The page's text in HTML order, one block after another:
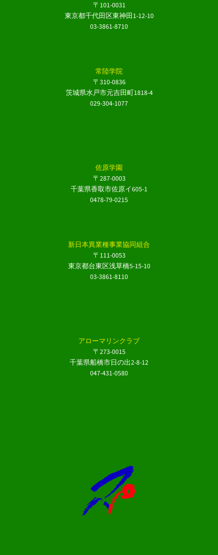
〒101-0031
東京都千代田区東神田1-12-10
03-3861-8710
常陸学院
〒310-0836
茨城県水戸市元吉田町1818-4
029-304-1077
佐原学園
〒287-0003
千葉県香取市佐原イ605-1
0478-79-0215
新日本異業種事業協同組合
〒111-0053
東京都台東区浅草橋5-15-10
03-3861-8110
アローマリンクラブ
〒273-0015
千葉県船橋市日の出2-8-12
047-431-0580